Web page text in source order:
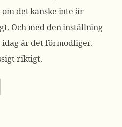
om det kanske inte är
Och med den inställning
idag är det förmodligen
riktigt.